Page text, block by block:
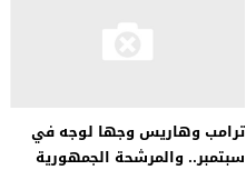
ترامب وهاريس وجها لوجه في
سبتمبر.. والمرشحة الجمهورية